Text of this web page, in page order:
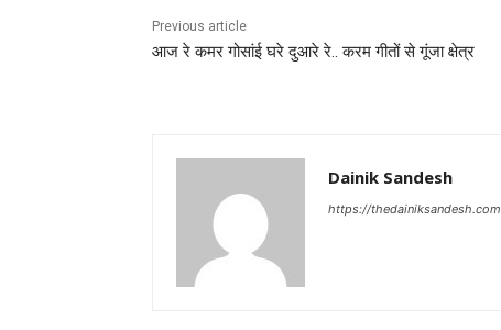
Previous article
आज रे कमर गोसांई घरे दुआरे रे.. करम गीतों से गूंजा क्षेत्र
Dainik Sandesh
https://thedainiksandesh.com